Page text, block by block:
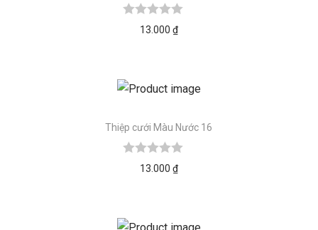
13.000 ₫
Thiệp cưới Màu Nước 16
13.000 ₫